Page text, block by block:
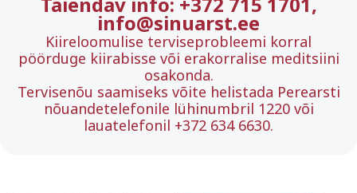
info@sinuarst.ee
Kiireloomulise terviseprobleemi korral
pöörduge kiirabisse või erakorralise meditsiini
osakonda.
Tervisenõu saamiseks võite helistada Perearsti
nõuandetelefonile lühinumbril 1220 või
lauatelefonil +372 634 6630.